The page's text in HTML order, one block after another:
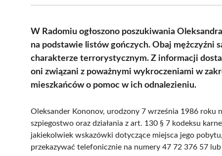
W Radomiu ogłoszono poszukiwania
na podstawie listów gończych. Obaj mężczyźni
charakterze terrorystycznym. Z informacji
oni związani z poważnymi wykroczeniami w
mieszkańców o pomoc w ich odnalezieniu.
Oleksander Kononov, urodzony 7 września 1986 roku
szpiegostwo oraz działania z art. 130 § 7 kodeksu
jakiekolwiek wskazówki dotyczące miejsca jego
przekazywać telefonicznie na numery 47 72 376 57